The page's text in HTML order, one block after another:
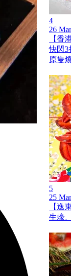
4
26 Mar
【香
快閃3
原隻
5
25 Mar
【逸
生蠔